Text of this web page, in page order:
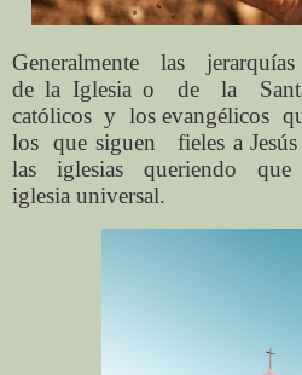
Generalmente las jerarquías
de la Iglesia o de la
católicos y los evangélicos
los que siguen fieles a
las
iglesias queriendo que
iglesia universal.